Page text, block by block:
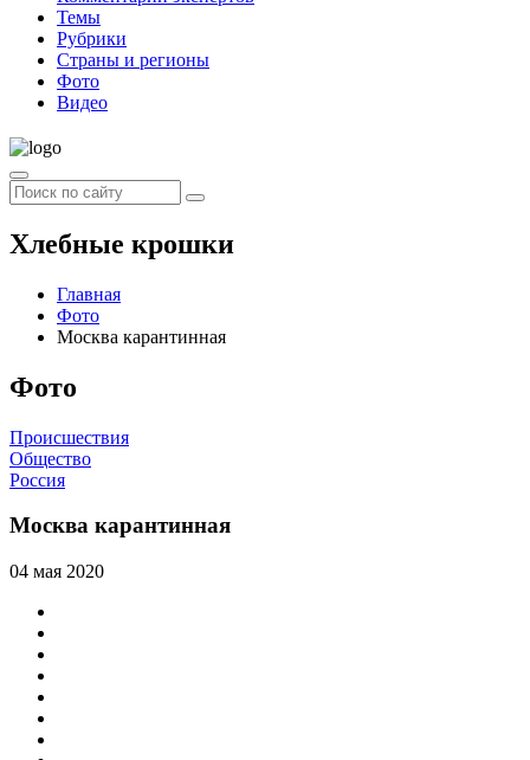
Темы
Рубрики
Страны и регионы
Фото
Видео
Хлебные крошки
Главная
Фото
Москва карантинная
Фото
Происшествия
Общество
Россия
Москва карантинная
04 мая 2020